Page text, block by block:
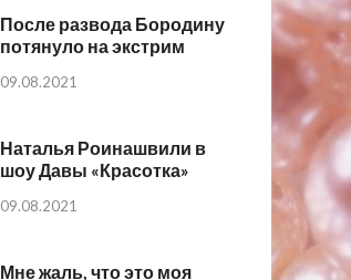
После развода Бородину
потянуло на экстрим
09.08.2021
Наталья Роинашвили в
шоу Давы «Красотка»
09.08.2021
Мне жаль, что это моя